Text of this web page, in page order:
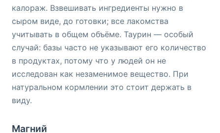
калораж. Взвешивать ингредиенты нужно в
сыром виде, до готовки; все лакомства
учитывать в общем объёме. Таурин — особый
случай: базы часто не указывают его количество
в продуктах, потому что у людей он не
исследован как незаменимое вещество. При
натуральном кормлении это стоит держать в
виду.
Магний